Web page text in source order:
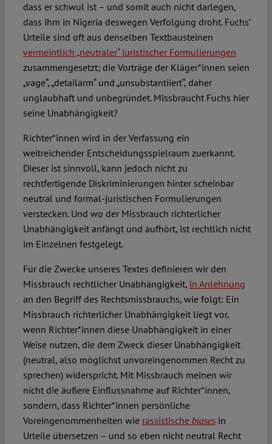
dass er schwul ist – und somit auch nicht darlegen,
dass ihm in Nigeria deswegen Verfolgung droht. Fuchs’
Urteile sind oft aus denselben Textbausteinen
vermeintlich „neutraler“ juristischer Formulierungen
zusammengesetzt; die Vorträge der Kläger*innen seien
„vage“, „detailarm“ und „unsubstantiiert“, daher
unglaubhaft und unbegründet. Missbraucht Fuchs hier
seine Unabhängigkeit?
Richter*innen wird in der Verfassung ein
weitreichender Entscheidungsspielraum zuerkannt.
Dieser ist sinnvoll, kann jedoch nicht zu
rechtfertigende Diskriminierungen hinter scheinbar
neutral und formal-juristischen Formulierungen
verstecken. Und wo der Missbrauch richterlicher
Unabhängigkeit anfängt und aufhört, ist rechtlich nicht
im Einzelnen festgelegt.
Für die Zwecke unseres Textes definieren wir den
Missbrauch rechtlicher Unabhängigkeit, in Anlehnung
an den Begriff des Rechtsmissbrauchs, wie folgt: Ein
Missbrauch richterlicher Unabhängigkeit liegt vor,
wenn Richter*innen diese Unabhängigkeit in einer
Weise nutzen, die dem Zweck dieser Unabhängigkeit
(neutral, also möglichst unvoreingenommen Recht zu
sprechen) widerspricht. Mit Missbrauch meinen wir
nicht die äußere Einflussnahme auf Richter*innen,
sondern, dass Richter*innen persönliche
Voreingenommenheiten wie rassistische biasesin
Urteile übersetzen – und so eben nicht neutral Recht